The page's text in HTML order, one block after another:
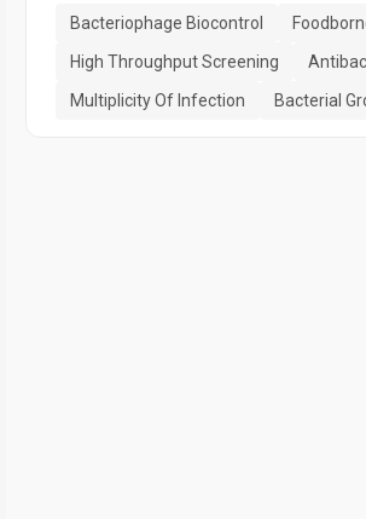
Bacteriophage Biocontrol
High Throughput Screening
Multiplicity Of Infection
Bacterial